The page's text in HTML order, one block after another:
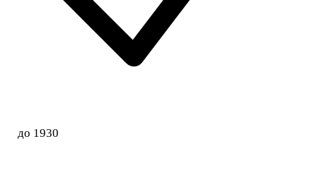
до 1930